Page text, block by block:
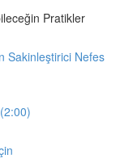
Pratikler
Sakinleştirici Nefes